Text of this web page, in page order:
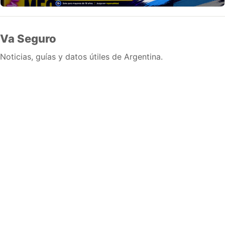
Va Seguro
Noticias, guías y datos útiles de Argentina.